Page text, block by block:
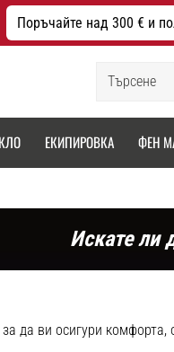
Поръчайте над 300 € и
ЕКИПИРОВКА ФЕН
Искате ли
да ви осигури